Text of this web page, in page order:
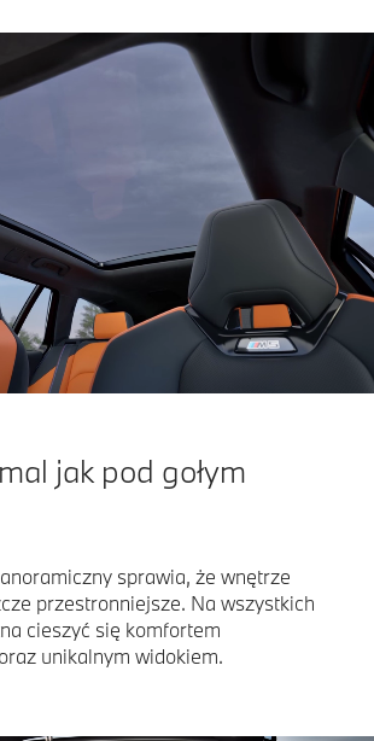
jak pod gołym
sprawia, że wnętrze
przestronniejsze. Na wszystkich
cieszyć się komfortem
unikalnym widokiem.